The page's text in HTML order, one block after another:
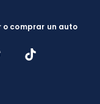
comprar un auto